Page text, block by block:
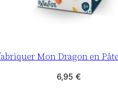
Mon Dragon en
6,95€